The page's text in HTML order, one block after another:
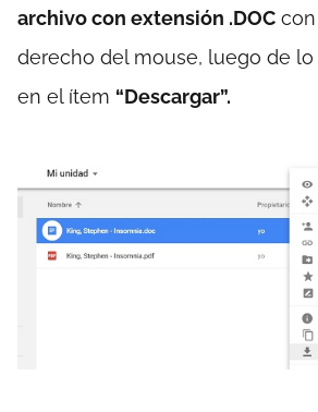
archivo con extensión .DOC
derecho del mouse, luego de
en el ítem “Descargar”.